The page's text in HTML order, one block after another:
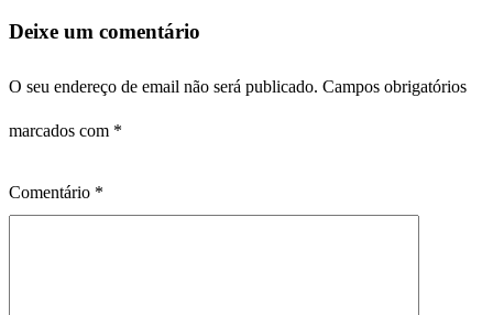
Deixe um comentário
O seu endereço de email não será publicado. Campos obrigatórios
marcados com *
Comentário *